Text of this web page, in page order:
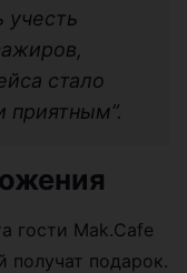
учесть
стало
гости Mak.Cafe
получат подарок.